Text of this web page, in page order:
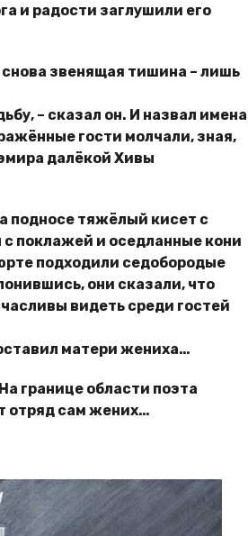
и радости заглушили его
снова звенящая тишина – лишь
– сказал он. И назвал имена
гости молчали, зная,
далёкой Хивы
подносе тяжёлый кисет с
поклажей и оседланные кони
подходили седобородые
они сказали, что
видеть среди гостей
матери жениха…
границе области поэта
отряд сам жених…